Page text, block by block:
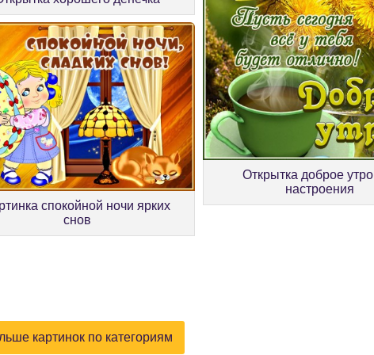
Открытка доброе
настроения
спокойной ночи ярких
снов
картинок по категориям